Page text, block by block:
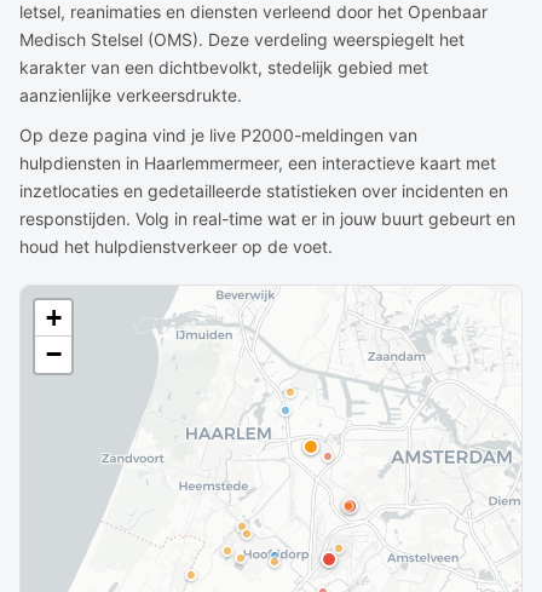
letsel, reanimaties en diensten verleend door het Openbaar
Medisch Stelsel (OMS). Deze verdeling weerspiegelt het
karakter van een dichtbevolkt, stedelijk gebied met
aanzienlijke verkeersdrukte.
Op deze pagina vind je live P2000-meldingen van
hulpdiensten in Haarlemmermeer, een interactieve kaart met
inzetlocaties en gedetailleerde statistieken over incidenten en
responstijden. Volg in real-time wat er in jouw buurt gebeurt en
houd het hulpdienstverkeer op de voet.
+
−